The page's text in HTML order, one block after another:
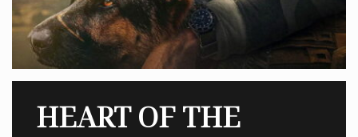
HEART OF THE